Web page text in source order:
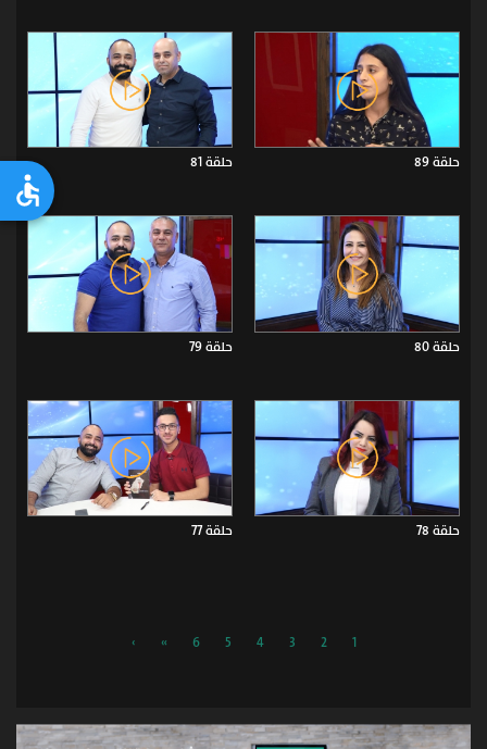
حلقة 89 حلقة 81
حلقة 80 حلقة 79
حلقة 78 حلقة 77
1
2
3
4
5
6
»
›